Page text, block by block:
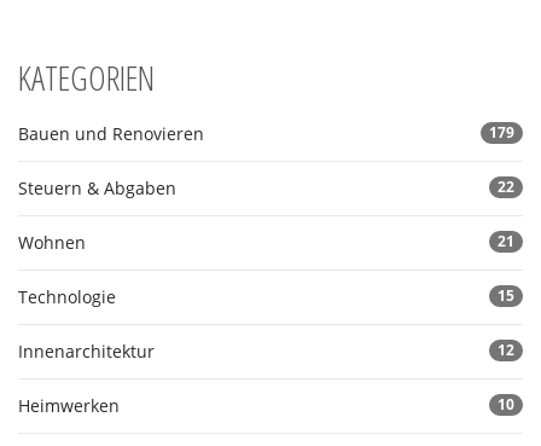
KATEGORIEN
Bauen und Renovieren 179
Steuern & Abgaben 22
Wohnen 21
Technologie 15
Innenarchitektur 12
Heimwerken 10